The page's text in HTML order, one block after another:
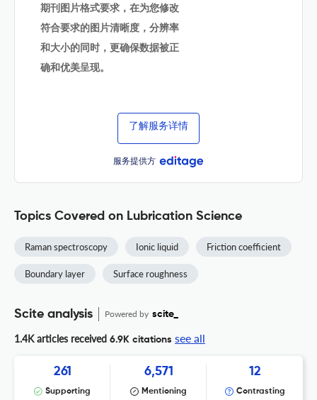
期刊图片格式要求，在为您修改
符合要求的图片清晰度，分辨率
和大小的同时，更确保数据被正
确和优美呈现。
了解服务详情
服务提供方
Topics Covered on Lubrication Science
Raman spectroscopy Ionic liquid Friction coefficient
Boundary layer Surface roughness
Scite analysis Powered by scite_
1.4K articles received 6.9K citations see all
261
Supporting
6,571
Mentioning
12
Contrasting